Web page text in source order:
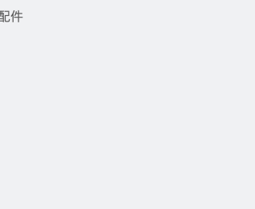
件